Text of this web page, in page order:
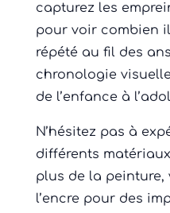
capturez les
pour voir combien
répété au fil des
chronologie
de l’enfance à
N’hésitez pas à
différents
plus de la peinture,
l’encre pour des